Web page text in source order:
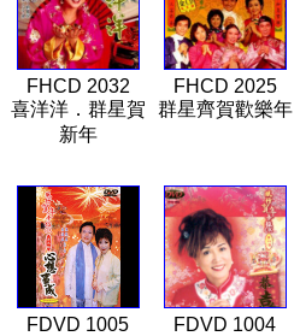
FHCD 2032
喜洋洋．群星賀
新年
FHCD 2025
群星齊賀歡樂年
FDVD 1005
FDVD 1004